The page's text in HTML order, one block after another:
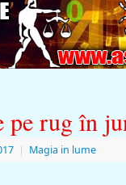
pe rug în
| Magia in lume